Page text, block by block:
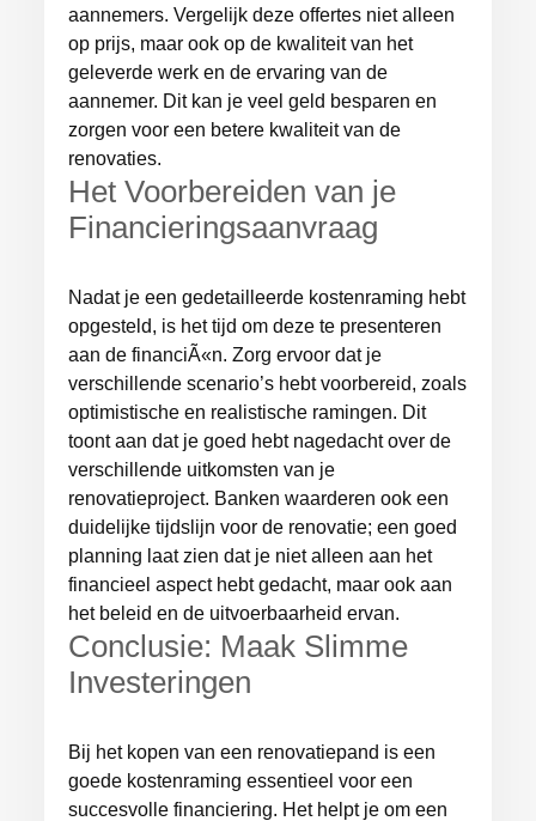
aannemers. Vergelijk deze offertes niet alleen
op prijs, maar ook op de kwaliteit van het
geleverde werk en de ervaring van de
aannemer. Dit kan je veel geld besparen en
zorgen voor een betere kwaliteit van de
renovaties.
Het Voorbereiden van je
Financieringsaanvraag
Nadat je een gedetailleerde kostenraming hebt
opgesteld, is het tijd om deze te presenteren
aan de financiÃ«n. Zorg ervoor dat je
verschillende scenario’s hebt voorbereid, zoals
optimistische en realistische ramingen. Dit
toont aan dat je goed hebt nagedacht over de
verschillende uitkomsten van je
renovatieproject. Banken waarderen ook een
duidelijke tijdslijn voor de renovatie; een goed
planning laat zien dat je niet alleen aan het
financieel aspect hebt gedacht, maar ook aan
het beleid en de uitvoerbaarheid ervan.
Conclusie: Maak Slimme
Investeringen
Bij het kopen van een renovatiepand is een
goede kostenraming essentieel voor een
succesvolle financiering. Het helpt je om een